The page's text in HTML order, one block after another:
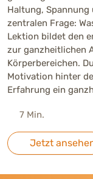
Haltung,
zentralen Frage:
Lektion bildet den
zur ganzheitlichen
Körperbereichen.
Motivation hinter
Erfahrung ein
7 Min.
Jetzt